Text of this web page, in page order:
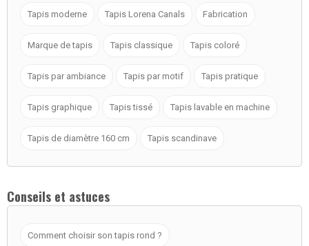
Tapis moderne Tapis Lorena Canals Fabrication
Marque de tapis Tapis classique Tapis coloré
Tapis par ambiance Tapis par motif Tapis pratique
Tapis graphique Tapis tissé Tapis lavable en machine
Tapis de diamètre 160 cm Tapis scandinave
Conseils et astuces
Comment choisir son tapis rond ?